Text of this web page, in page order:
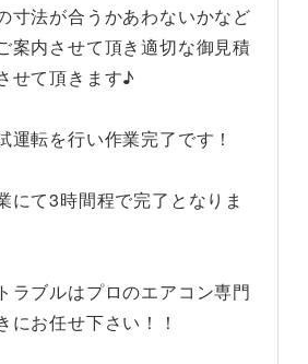
寸法が合うかあわないかなど
案内させて頂き適切な御見積
せて頂きます♪
運転を行い作業完了です！
にて3時間程で完了となりま
ラブルはプロのエアコン専門
にお任せ下さい！！